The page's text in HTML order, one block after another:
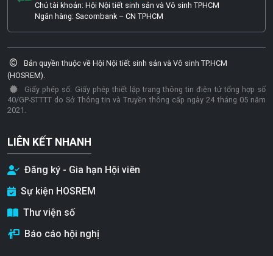
Chủ tài khoản: Hội Nội tiết sinh sản và Vô sinh TPHCM
Ngân hàng: Sacombank – CN TPHCM
Bản quyền thuộc về Hội Nội tiết sinh sản và Vô sinh TP.HCM
(HOSREM).
Giấy phép số: Giấy phép thiết lập trang thông tin điện tử tổng hợp số
40/GP-STTTT do Sở Thông tin và Truyền thông cấp ngày 24 tháng 05 năm
2021.
LIÊN KẾT NHANH
Đăng ký - Gia hạn Hội viên
Sự kiện HOSREM
Thư viện số
Báo cáo hội nghị